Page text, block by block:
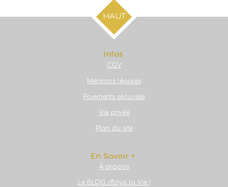
HAUT
Infos
CGV
Mentions légales
Paiements sécurisés
Vie privée
Plan du site
En Savoir +
À propos
Le BLOG d'Idya la Vie !